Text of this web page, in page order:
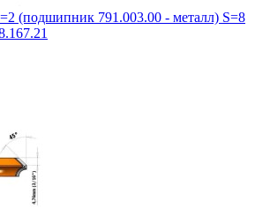
(подшипник 791.003.00 - металл) S=8